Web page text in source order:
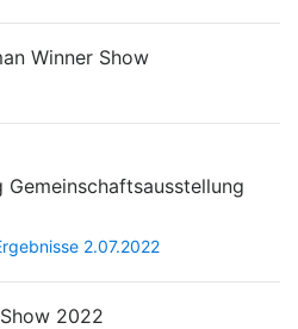
Winner Show
2.07.2022
2022